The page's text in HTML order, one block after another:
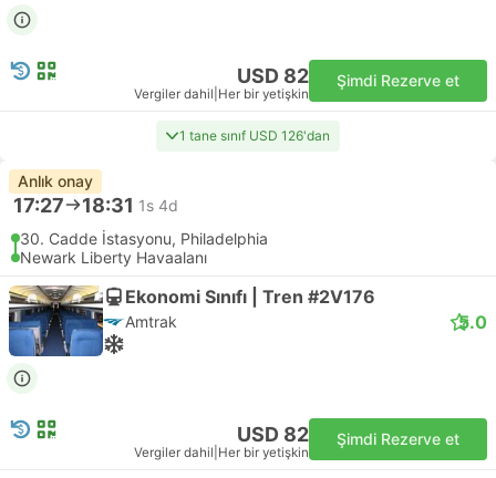
USD 82
Vergiler dahil Her bir yetişkin
Şimdi Rezerve et
1 tane sınıf USD 126'dan
Anlık onay
17:27 18:31 1s 4d
30. Cadde İstasyonu, Philadelphia
Newark Liberty Havaalanı
Ekonomi Sınıfı | Tren #2V176
Amtrak 5.0
USD 82
Vergiler dahil Her bir yetişkin
Şimdi Rezerve et